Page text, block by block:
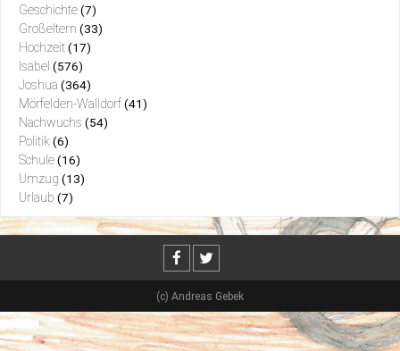
Geschichte (7)
Großeltern (33)
Hochzeit (17)
Isabel (576)
Joshua (364)
Mörfelden-Walldorf (41)
Nachwuchs (54)
Politik (6)
Schule (16)
Umzug (13)
Urlaub (7)
(c) Andreas Gebek